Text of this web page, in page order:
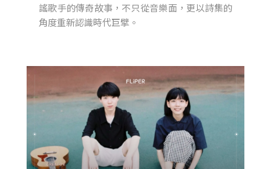
謠歌手的傳奇故事，不只從音樂面，更以詩集的
角度重新認識時代巨擘。